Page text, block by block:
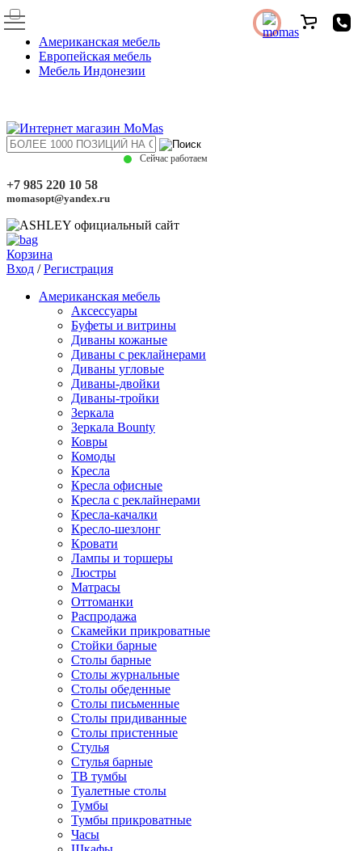
Американская мебель
Европейская мебель
Мебель Индонезии
Сейчас работаем
+7 985 220 10 58
momasopt@yandex.ru
Корзина
Вход /Регистрация
Американская мебель
Аксессуары
Буфеты и витрины
Диваны кожаные
Диваны с реклайнерами
Диваны угловые
Диваны-двойки
Диваны-тройки
Зеркала
Зеркала Bounty
Ковры
Комоды
Кресла
Кресла офисные
Кресла с реклайнерами
Кресла-качалки
Кресло-шезлонг
Кровати
Лампы и торшеры
Люстры
Матрасы
Оттоманки
Распродажа
Скамейки прикроватные
Стойки барные
Столы барные
Столы журнальные
Столы обеденные
Столы письменные
Столы придиванные
Столы пристенные
Стулья
Стулья барные
ТВ тумбы
Туалетные столы
Тумбы
Тумбы прикроватные
Часы